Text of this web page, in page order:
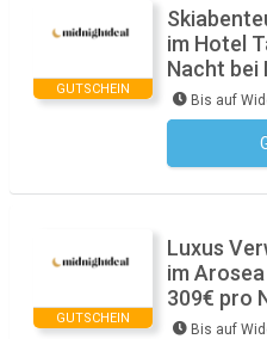
GUTSCHEIN
im Hotel
Nacht bei
Bis auf
GUTSCHEIN
Luxus
im
309€ pro
Bis auf